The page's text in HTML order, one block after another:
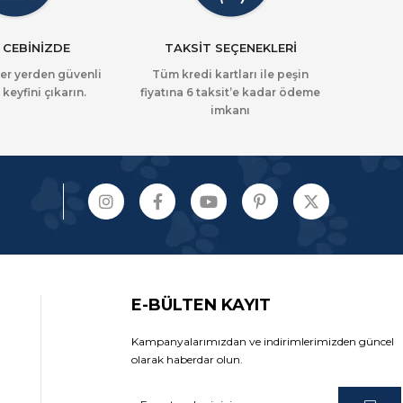
yerden güvenli
çıkarın.
TAKSİT SEÇENEKLERİ
Tüm kredi kartları ile peşin
fiyatına 6 taksit’e kadar ödeme
imkanı
E-BÜLTEN KAYIT
Kampanyalarımızdan ve indirimlerimizden güncel
olarak haberdar olun.